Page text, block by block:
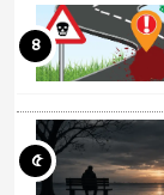
৪
৫